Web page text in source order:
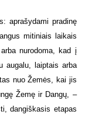
aprašydami pradinę
mitiniais laikais
nurodoma, kad į
augalu, laiptais arba
nuo Žemės, kai jis
Žemę ir Dangų, –
dangiškasis etapas